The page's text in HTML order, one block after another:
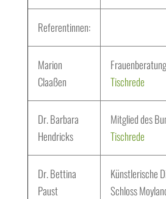
Referentinnen:
Marion
Claaßen
Tischrede
Dr. Barbara
Hendricks
Mitglied des
Tischrede
Dr. Bettina
Paust
Künstlerische
Schloss